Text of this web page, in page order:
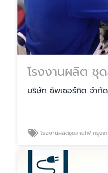
บริษัท ซัพเซอร์กิต จำกัด
โรงงานผลิตชุดสายไฟ กรุงเทพฯ